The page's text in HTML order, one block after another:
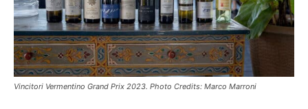
Vincitori Vermentino Grand Prix 2023. Photo Credits: Marco Marroni